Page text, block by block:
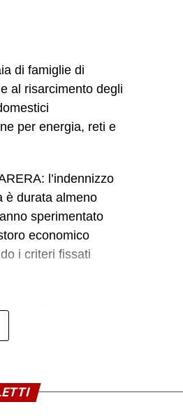
di famiglie di
al risarcimento degli
per energia, reti e
l’indennizzo
è durata almeno
sperimentato
economico
i criteri fissati
presentare
altri parametri
euro. C’è poi un